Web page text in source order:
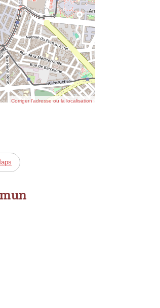
Corriger l’adresse ou la localisation